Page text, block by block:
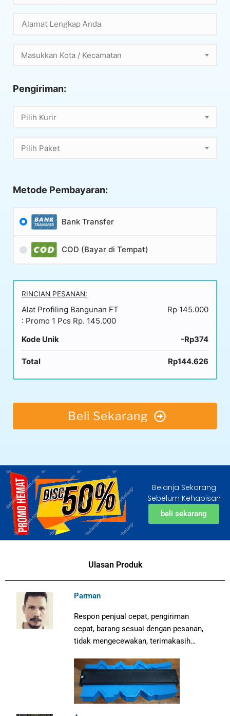
Masukkan Kota / Kecamatan
Pengiriman:
Pilih Kurir
Pilih Paket
Metode Pembayaran:
Bank Transfer
COD (Bayar di Tempat)
RINCIAN PESANAN:
Alat Profiling Bangunan FT
: Promo 1 Pcs Rp. 145.000
Rp 145.000
Kode Unik -Rp374
Total Rp144.626
Beli Sekarang
Belanja Sekarang
Sebelum Kehabisan
beli sekarang
Ulasan Produk
Parman
Respon penjual cepat, pengiriman
cepat, barang sesuai dengan pesanan,
tidak mengecewakan, terimakasih…